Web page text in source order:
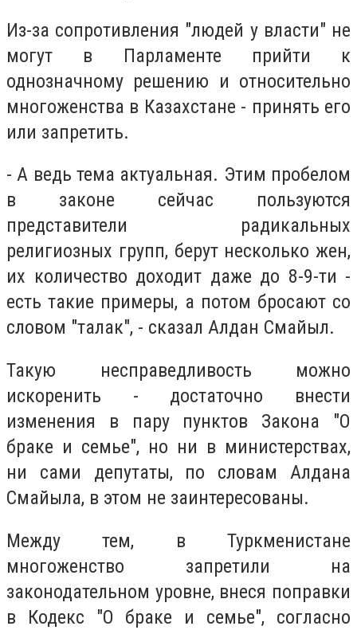
Из-за сопротивления "людей у власти" не
могут в Парламенте прийти к
однозначному решению и относительно
многоженства в Казахстане - принять его
или запретить.
- А ведь тема актуальная. Этим пробелом
в законе сейчас пользуются
представители радикальных
религиозных групп, берут несколько жен,
их количество доходит даже до 8-9-ти -
есть такие примеры, а потом бросают со
словом "талак", - сказал Алдан Смайыл.
Такую несправедливость можно
искоренить - достаточно внести
изменения в пару пунктов Закона "О
браке и семье", но ни в министерствах,
ни сами депутаты, по словам Алдана
Смайыла, в этом не заинтересованы.
Между тем, в Туркменистане
многоженство запретили на
законодательном уровне, внеся поправки
в Кодекс "О браке и семье", согласно